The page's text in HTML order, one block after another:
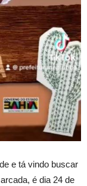
e tá vindo buscar
é dia 24 de